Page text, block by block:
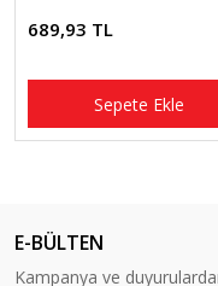
689,93 TL
Sepete Ekle
E-BÜLTEN
Kampanya ve